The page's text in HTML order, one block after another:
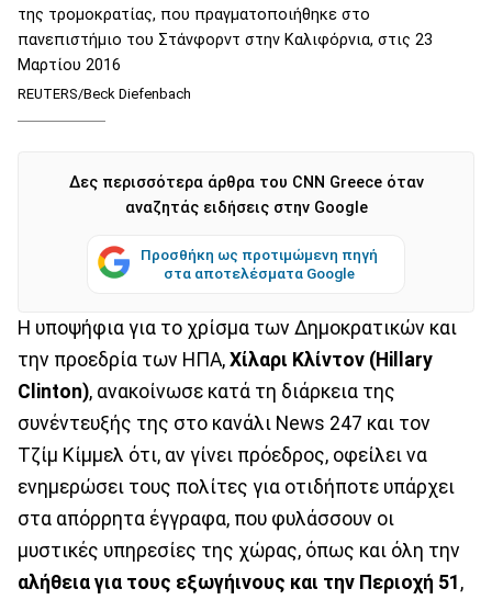
της τρομοκρατίας, που πραγματοποιήθηκε στο
πανεπιστήμιο του Στάνφορντ στην Καλιφόρνια, στις 23
Μαρτίου 2016
REUTERS/Beck Diefenbach
Δες περισσότερα άρθρα του CNN Greece όταν
αναζητάς ειδήσεις στην Google
Προσθήκη ως προτιμώμενη πηγή
στα αποτελέσματα Google
Η υποψήφια για το χρίσμα των Δημοκρατικών και
την προεδρία των ΗΠΑ, Χίλαρι Κλίντον (Hillary
Clinton), ανακοίνωσε κατά τη διάρκεια της
συνέντευξής της στο κανάλι News 247 και τον
Τζίμ Κίμμελ ότι, αν γίνει πρόεδρος, οφείλει να
ενημερώσει τους πολίτες για οτιδήποτε υπάρχει
στα απόρρητα έγγραφα, που φυλάσσουν οι
μυστικές υπηρεσίες της χώρας, όπως και όλη την
αλήθεια για τους εξωγήινους και την Περιοχή 51 ,